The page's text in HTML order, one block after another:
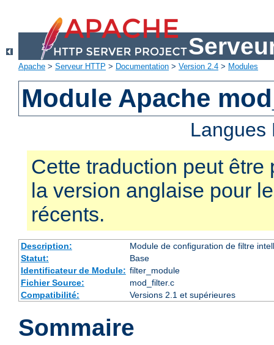
Apache > Serveur HTTP > Documentation > Version 2.4 > Modules
Module Apache
Cette traduction peut être
la version anglaise pour
récents.
Description:
Module de configuration de filtre
Statut:
Base
Identificateur de Module: filter_module
Fichier Source:
mod_filter.c
Compatibilité:
Versions 2.1 et supérieures
Sommaire